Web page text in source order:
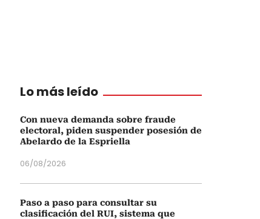
Lo más leído
Con nueva demanda sobre fraude
electoral, piden suspender posesión de
Abelardo de la Espriella
06/08/2026
Paso a paso para consultar su
clasificación del RUI, sistema que